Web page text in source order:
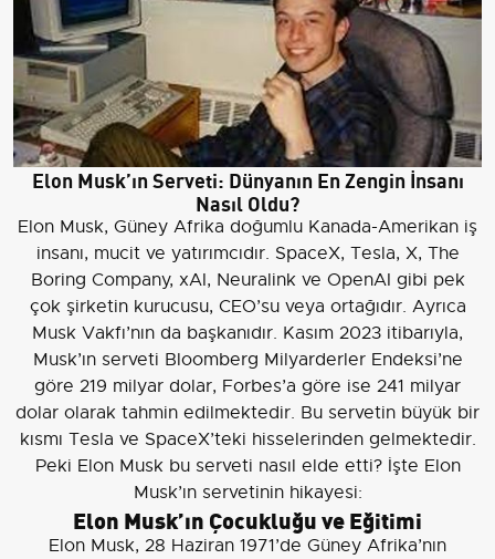
Elon Musk’ın Serveti: Dünyanın En Zengin İnsanı
Nasıl Oldu?
Elon Musk, Güney Afrika doğumlu Kanada-Amerikan iş
insanı, mucit ve yatırımcıdır. SpaceX, Tesla, X, The
Boring Company, xAI, Neuralink ve OpenAI gibi pek
çok şirketin kurucusu, CEO’su veya ortağıdır. Ayrıca
Musk Vakfı’nın da başkanıdır. Kasım 2023 itibarıyla,
Musk’ın serveti Bloomberg Milyarderler Endeksi’ne
göre 219 milyar dolar, Forbes’a göre ise 241 milyar
dolar olarak tahmin edilmektedir. Bu servetin büyük bir
kısmı Tesla ve SpaceX’teki hisselerinden gelmektedir.
Peki Elon Musk bu serveti nasıl elde etti? İşte Elon
Musk’ın servetinin hikayesi:
Elon Musk’ın Çocukluğu ve Eğitimi
Elon Musk, 28 Haziran 1971’de Güney Afrika’nın